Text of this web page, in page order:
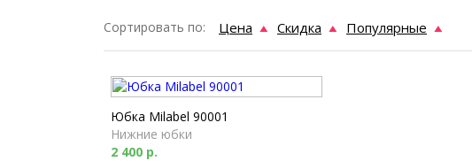
Сортировать по: Цена Скидка Популярные
Юбка Milabel 90001
Нижние юбки
2 400 р.